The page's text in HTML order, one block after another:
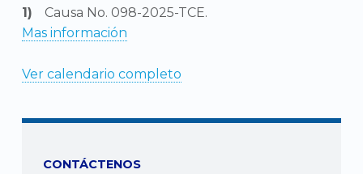
Causa No. 098-2025-TCE.
Mas información
Ver calendario completo
CONTÁCTENOS